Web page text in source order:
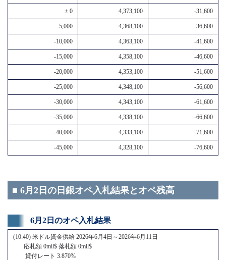
± 0 4,373,100 -31,600
-5,000 4,368,100 -36,600
-10,000 4,363,100 -41,600
-15,000 4,358,100 -46,600
-20,000 4,353,100 -51,600
-25,000 4,348,100 -56,600
-30,000 4,343,100 -61,600
-35,000 4,338,100 -66,600
-40,000 4,333,100 -71,600
-45,000 4,328,100 -76,600
■ 6月2日の日銀オペ入札結果とオペ残高
6月2日のオペ入札結果
(10:40) 米ドル資金供給 2026年6月4日～2026年6月11日
応札額 0mil$ 落札額 0mil$
貸付レート 3.870%